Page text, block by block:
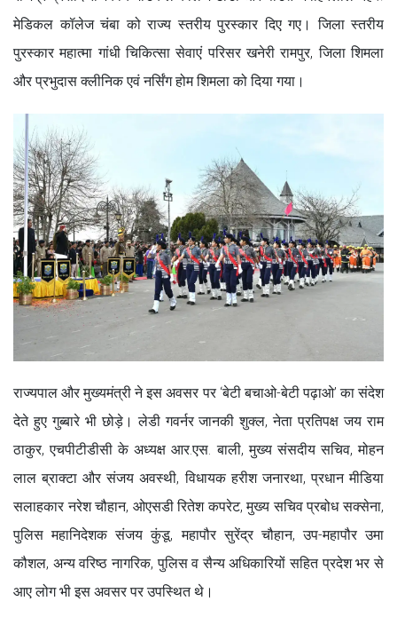
मेडिकल कॉलेज चंबा को राज्य स्तरीय पुरस्कार दिए गए। जिला स्तरीय
पुरस्कार महात्मा गांधी चिकित्सा सेवाएं परिसर खनेरी रामपुर, जिला शिमला
और प्रभुदास क्लीनिक एवं नर्सिंग होम शिमला को दिया गया।
राज्यपाल और मुख्यमंत्री ने इस अवसर पर ‘बेटी बचाओ-बेटी पढ़ाओ’ का संदेश
देते हुए गुब्बारे भी छोड़े। लेडी गवर्नर जानकी शुक्ल, नेता प्रतिपक्ष जय राम
ठाकुर, एचपीटीडीसी के अध्यक्ष आर.एस. बाली, मुख्य संसदीय सचिव, मोहन
लाल ब्राक्टा और संजय अवस्थी, विधायक हरीश जनारथा, प्रधान मीडिया
सलाहकार नरेश चौहान, ओएसडी रितेश कपरेट, मुख्य सचिव प्रबोध सक्सेना,
पुलिस महानिदेशक संजय कुंडू, महापौर सुरेंद्र चौहान, उप-महापौर उमा
कौशल, अन्य वरिष्ठ नागरिक, पुलिस व सैन्य अधिकारियों सहित प्रदेश भर से
आए लोग भी इस अवसर पर उपस्थित थे।